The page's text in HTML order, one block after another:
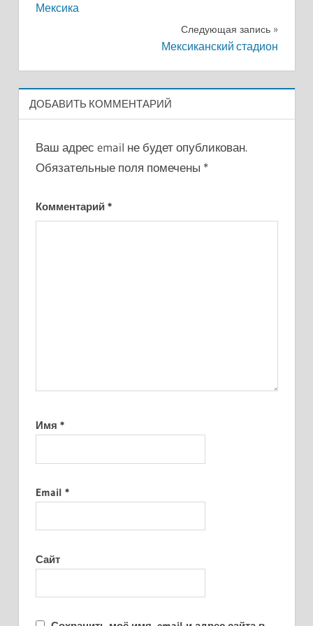
Мексика
Следующая запись
Мексиканский стадион
ДОБАВИТЬ КОММЕНТАРИЙ
Ваш адрес email не будет опубликован.
Обязательные поля помечены *
Комментарий *
Имя *
Email *
Сайт